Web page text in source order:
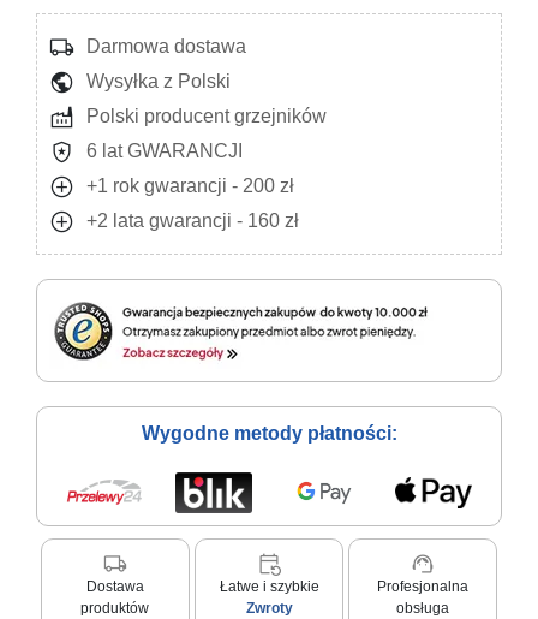
local_shipping Darmowa dostawa
public Wysyłka z Polski
factory Polski producent grzejników
local_police 6 lat GWARANCJI
add_circle +1 rok gwarancji - 200 zł
add_circle +2 lata gwarancji - 160 zł
Wygodne metody płatności:
local_shipping
Dostawa
produktów
event_repeat
Łatwe i szybkie
Zwroty
support_agent
Profesjonalna
obsługa